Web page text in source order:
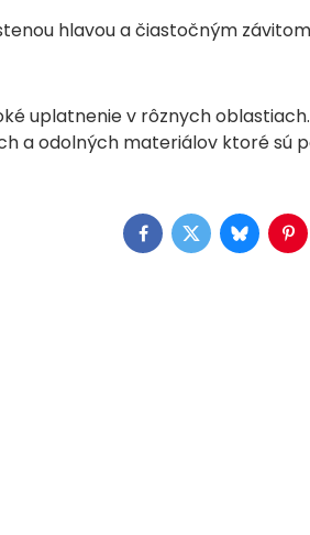
hlavou a čiastočným
uplatnenie v rôznych
a odolných materiálov ktoré
Facebook
TwitterBluesky